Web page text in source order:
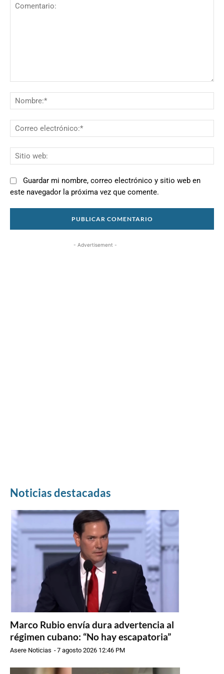
Guardar mi nombre, correo electrónico y sitio web en
este navegador la próxima vez que comente.
- Advertisement -
Noticias destacadas
Marco Rubio envía dura advertencia al
régimen cubano: “No hay escapatoria”
Asere Noticias -7 agosto 2026 12:46 PM